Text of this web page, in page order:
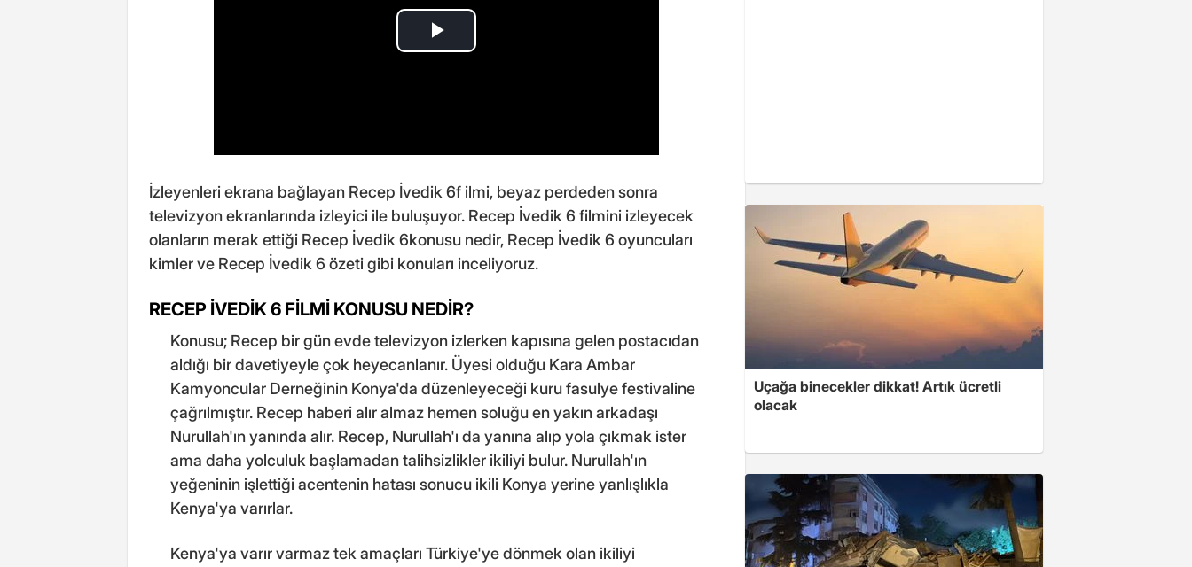
İzleyenleri ekrana bağlayan Recep İvedik 6f ilmi, beyaz perdeden sonra
televizyon ekranlarında izleyici ile buluşuyor. Recep İvedik 6 filmini izleyecek
olanların merak ettiği Recep İvedik 6konusu nedir, Recep İvedik 6 oyuncuları
kimler ve Recep İvedik 6 özeti gibi konuları inceliyoruz.
RECEP İVEDİK 6 FİLMİ KONUSU NEDİR?
Konusu; Recep bir gün evde televizyon izlerken kapısına gelen postacıdan
aldığı bir davetiyeyle çok heyecanlanır. Üyesi olduğu Kara Ambar
Kamyoncular Derneğinin Konya'da düzenleyeceği kuru fasulye festivaline
çağrılmıştır. Recep haberi alır almaz hemen soluğu en yakın arkadaşı
Nurullah'ın yanında alır. Recep, Nurullah'ı da yanına alıp yola çıkmak ister
ama daha yolculuk başlamadan talihsizlikler ikiliyi bulur. Nurullah'ın
yeğeninin işlettiği acentenin hatası sonucu ikili Konya yerine yanlışlıkla
Kenya'ya varırlar.
Kenya'ya varır varmaz tek amaçları Türkiye'ye dönmek olan ikiliyi
Uçağa binecekler dikkat! Artık ücretli
olacak